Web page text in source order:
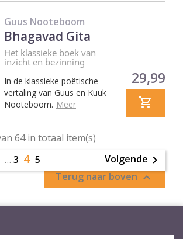
Guus Nooteboom
Bhagavad Gita
Het klassieke boek van
inzicht en bezinning
In de klassieke poëtische
vertaling van Guus en Kuuk
Nooteboom. Meer
Prijs
29,99
64 in totaal item(s)
… 3 4 5 Volgende 
Terug naar boven 